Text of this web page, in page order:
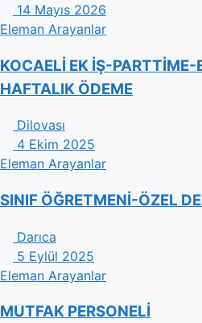
14 Mayıs 2026
Eleman Arayanlar
KOCAELİ EK İŞ-
HAFTALIK ÖDEME
Dilovası
4 Ekim 2025
Eleman Arayanlar
SINIF ÖĞRETMENİ-ÖZEL
Darıca
5 Eylül 2025
Eleman Arayanlar
MUTFAK PERSONELİ